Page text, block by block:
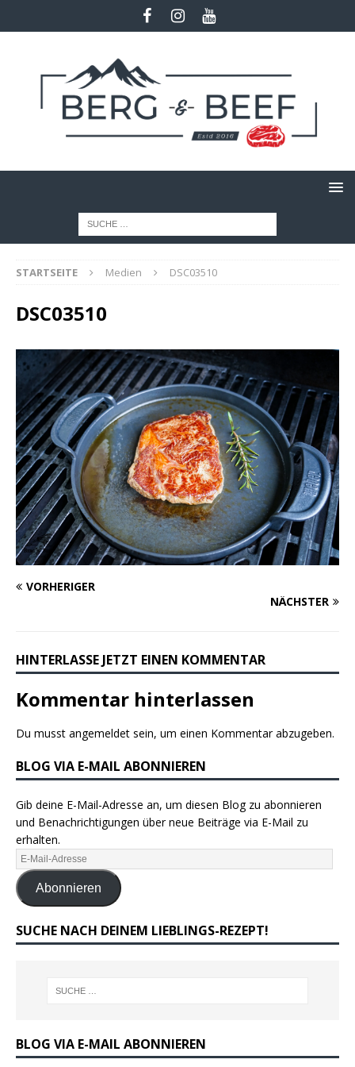
STARTSEITE Medien DSC03510
DSC03510
VORHERIGER
NÄCHSTER
HINTERLASSE JETZT EINEN KOMMENTAR
Kommentar hinterlassen
Du musst angemeldet sein, um einen Kommentar abzugeben.
BLOG VIA E-MAIL ABONNIEREN
Gib deine E-Mail-Adresse an, um diesen Blog zu abonnieren
und Benachrichtigungen über neue Beiträge via E-Mail zu
erhalten.
Abonnieren
SUCHE NACH DEINEM LIEBLINGS-REZEPT!
BLOG VIA E-MAIL ABONNIEREN